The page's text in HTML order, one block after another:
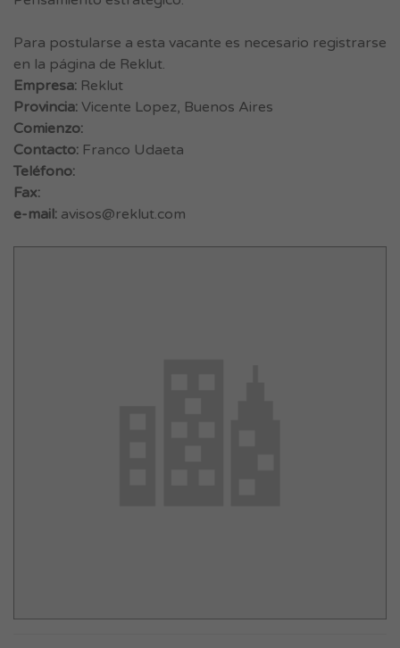
Para postularse a esta vacante es necesario registrarse
en la página de Reklut.
Empresa: Reklut
Provincia: Vicente Lopez, Buenos Aires
Comienzo:
Contacto: Franco Udaeta
Teléfono:
Fax:
e-mail: avisos@reklut.com